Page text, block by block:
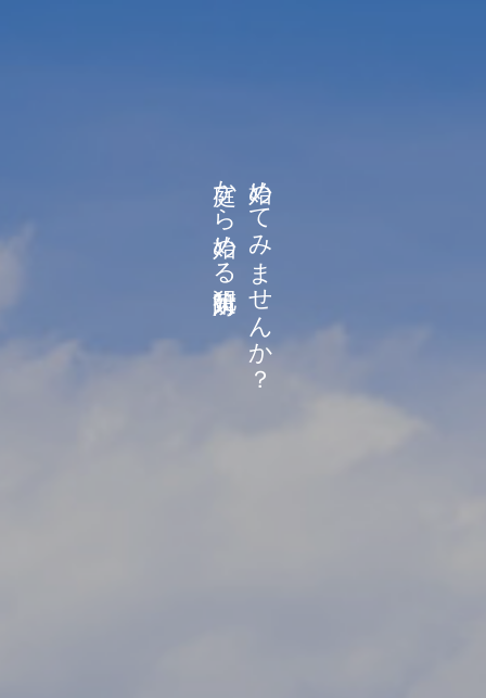
始めてみませんか？
庭から始める防犯対策